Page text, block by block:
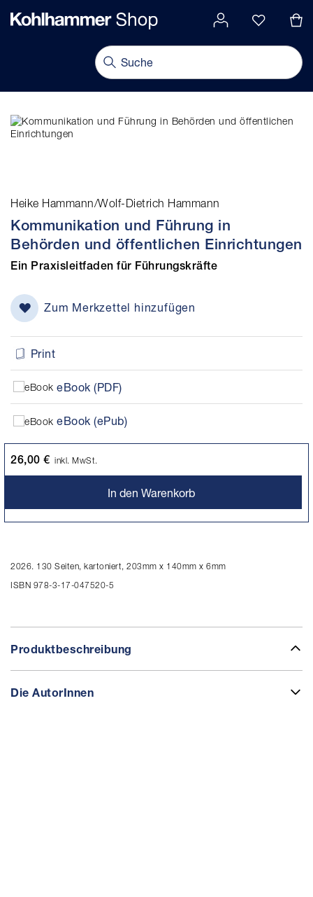
springen
Heike Hammann/Wolf-Dietrich Hammann
Kommunikation und Führung in
Behörden und öffentlichen Einrichtungen
Ein Praxisleitfaden für Führungskräfte
Zum Merkzettel hinzufügen
Print
eBook (PDF)
eBook (ePub)
26,00 € inkl. MwSt.
In den Warenkorb
2026. 130 Seiten, kartoniert, 203mm x 140mm x 6mm
ISBN 978-3-17-047520-5
Produktbeschreibung
Die AutorInnen